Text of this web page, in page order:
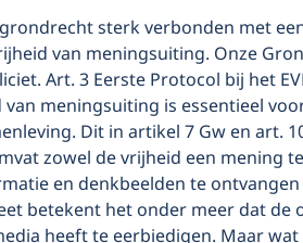
sterk verbonden met
van meningsuiting. Onze
Art. 3 Eerste Protocol bij het
meningsuiting is essentieel
Dit in artikel 7 Gw en art.
zowel de vrijheid een mening
en denkbeelden te
betekent het onder meer dat de
heeft te eerbiedigen. Maar wat